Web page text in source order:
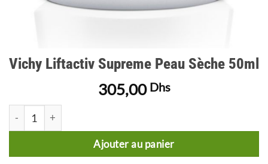
Vichy Liftactiv Supreme Peau Sèche 50ml
305,00 Dhs
quantité de Vichy Liftactiv Supreme Peau Sèche 50ml
Ajouter au panier